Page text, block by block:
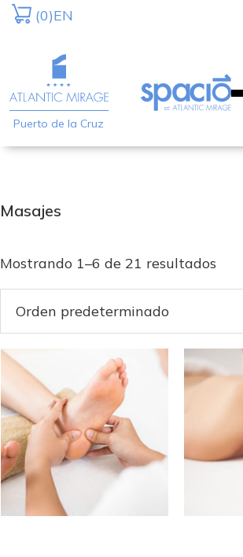
Skip
content
(0)EN
Puerto de la Cruz
Masajes
Mostrando 1–6 de 21 resultados